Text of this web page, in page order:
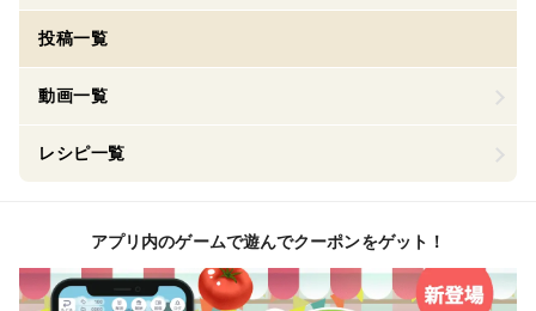
投稿一覧
動画一覧
レシピ一覧
アプリ内のゲームで遊んでクーポンをゲット！